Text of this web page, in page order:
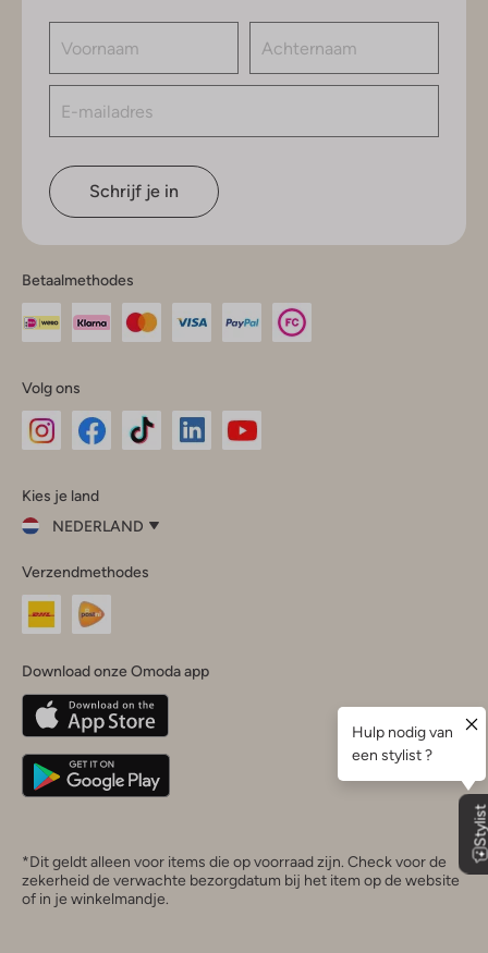
Schrijf je in
Betaalmethodes
Volg ons
InstagramFacebook
Kies je land
NEDERLAND
je
land
Nederland
Belgique(Français)
Deutschland
Verzendmethodes
Download onze Omoda app
*Dit geldt alleen voor items die op voorraad zijn. Check voor de
zekerheid de verwachte bezorgdatum bij het item op de website
of in je winkelmandje.